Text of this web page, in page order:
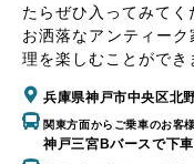
たらぜひ入ってみてく
お洒落なアンティー
理を楽しむことができ
兵庫県神戸市中央区北
関東方面からご乗車のお客様
神戸三宮Bバースで下車